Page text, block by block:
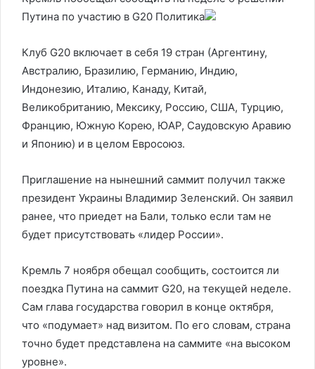
Путина по участию в G20 Политика
Клуб G20 включает в себя 19 стран (Аргентину,
Австралию, Бразилию, Германию, Индию,
Индонезию, Италию, Канаду, Китай,
Великобританию, Мексику, Россию, США, Турцию,
Францию, Южную Корею, ЮАР, Саудовскую Аравию
и Японию) и в целом Евросоюз.
Приглашение на нынешний саммит получил также
президент Украины Владимир Зеленский. Он заявил
ранее, что приедет на Бали, только если там не
будет присутствовать «лидер России».
Кремль 7 ноября обещал сообщить, состоится ли
поездка Путина на саммит G20, на текущей неделе.
Сам глава государства говорил в конце октября,
что «подумает» над визитом. По его словам, страна
точно будет представлена на саммите «на высоком
уровне».